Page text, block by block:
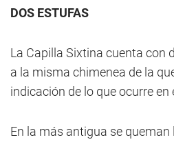
DOS ESTUFAS
La Capilla Sixtina cuenta con
a la misma chimenea de la
indicación de lo que ocurre en
En la más antigua se queman